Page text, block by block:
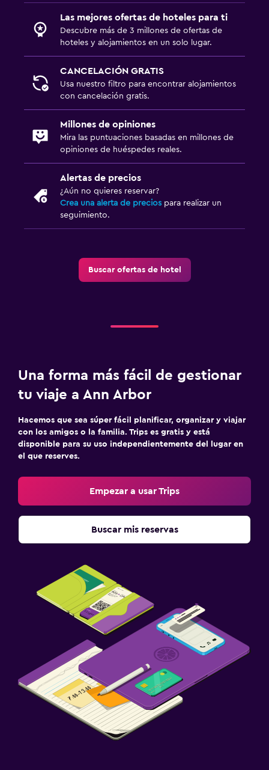
Las mejores ofertas de hoteles para ti
Descubre más de 3 millones de ofertas de
hoteles y alojamientos en un solo lugar.
CANCELACIÓN GRATIS
Usa nuestro filtro para encontrar alojamientos
con cancelación gratis.
Millones de opiniones
Mira las puntuaciones basadas en millones de
opiniones de huéspedes reales.
Alertas de precios
¿Aún no quieres reservar?
Crea una alerta de precios para realizar un
seguimiento.
Buscar ofertas de hotel
Una forma más fácil de gestionar
tu viaje a Ann Arbor
Hacemos que sea súper fácil planificar, organizar y viajar
con los amigos o la familia. Trips es gratis y está
disponible para su uso independientemente del lugar en
el que reserves.
Empezar a usar Trips
Buscar mis reservas